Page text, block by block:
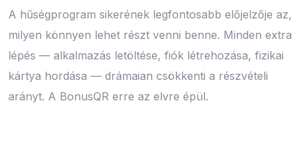
A hűségprogram sikerének legfontosabb előjelzője az,
milyen könnyen lehet részt venni benne. Minden extra
lépés — alkalmazás letöltése, fiók létrehozása, fizikai
kártya hordása — drámaian csökkenti a részvételi
arányt. A BonusQR erre az elvre épül.